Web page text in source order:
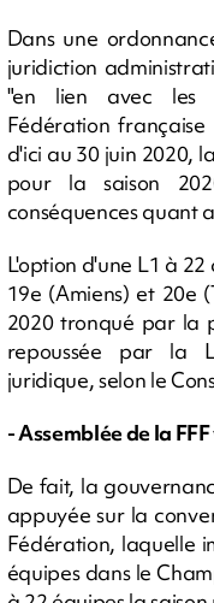
Dans une
juridiction
"en lien avec les
Fédération
d'ici au 30 juin 2020,
pour la saison
conséquences quant
L'option d'une L1 à
19e (Amiens) et 20e
2020 tronqué par la
repoussée par la
juridique, selon le
- Assemblée de la
De fait, la
appuyée sur la
Fédération, laquelle
équipes dans le